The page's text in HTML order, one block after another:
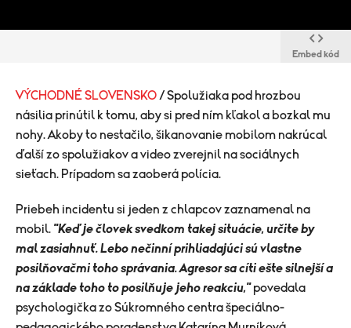
Embed kód
VÝCHODNÉ SLOVENSKO / Spolužiaka pod hrozbou
násilia prinútil k tomu, aby si pred ním kľakol a bozkal mu
nohy. Akoby to nestačilo, šikanovanie mobilom nakrúcal
ďalší zo spolužiakov a video zverejnil na sociálnych
sieťach. Prípadom sa zaoberá polícia.
Priebeh incidentu si jeden z chlapcov zaznamenal na
mobil. "Keď je človek svedkom takej situácie, určite by
mal zasiahnuť. Lebo nečinní prihliadajúci sú vlastne
posilňovačmi toho správania. Agresor sa cíti ešte silnejší a
na základe toho to posilňuje jeho reakciu,"povedala
psychologička zo Súkromného centra špeciálno-